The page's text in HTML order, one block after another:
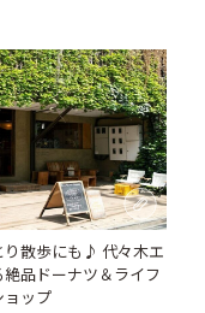
り散歩にも♪ 代々木エ
絶品ドーナツ＆ライフ
ョップ